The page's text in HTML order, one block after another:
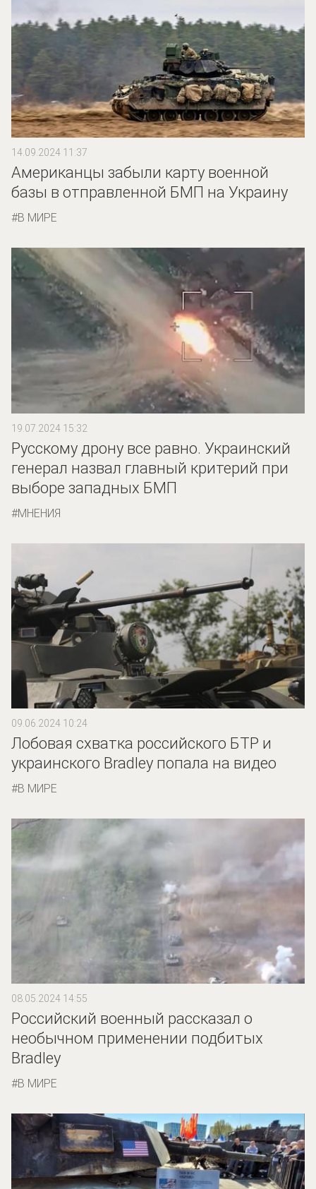
14.09.2024 11:37
Американцы забыли карту военной
базы в отправленной БМП на Украину
В МИРЕ
19.07.2024 15:32
Русскому дрону все равно. Украинский
генерал назвал главный критерий при
выборе западных БМП
МНЕНИЯ
09.06.2024 10:24
Лобовая схватка российского БТР и
украинского Bradley попала на видео
В МИРЕ
08.05.2024 14:55
Российский военный рассказал о
необычном применении подбитых
Bradley
В МИРЕ